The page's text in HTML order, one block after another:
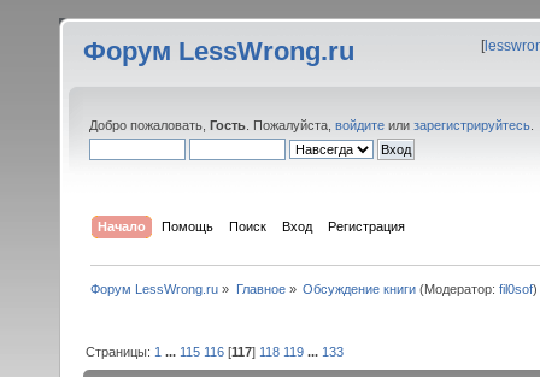
Форум LessWrong.ru [
Добро пожаловать, Гость . Пожалуйста, войдите или зарегистрируйтесь
Начало Помощь Поиск Вход Регистрация
Форум LessWrong.ru » Главное» Обсуждение книги(Модератор: fil0sof)
Страницы: 1 ... 115 116 [117] 118 119 ... 133